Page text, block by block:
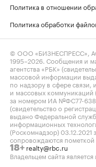
Политика в отношении
Политика обработки
© ООО «БИЗНЕСПРЕСС»,
1995–2026 . Сообщения и
агентства «РБК»
массовой информации
по надзору в сфере
и массовых коммуникаций
за номером ИА №ФС77-
(свидетельство о
выдано Федеральной
информационных
(Роскомнадзор)
сопровождаются пометкой
18+ realty@rbc.ru
Владельцем сайта